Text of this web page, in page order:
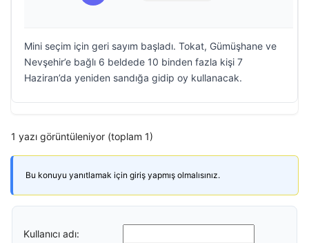
Mini seçim için geri sayım başladı. Tokat, Gümüşhane ve
Nevşehir’e bağlı 6 beldede 10 binden fazla kişi 7
Haziran’da yeniden sandığa gidip oy kullanacak.
1 yazı görüntüleniyor (toplam 1)
Bu konuyu yanıtlamak için giriş yapmış olmalısınız.
Kullanıcı adı: